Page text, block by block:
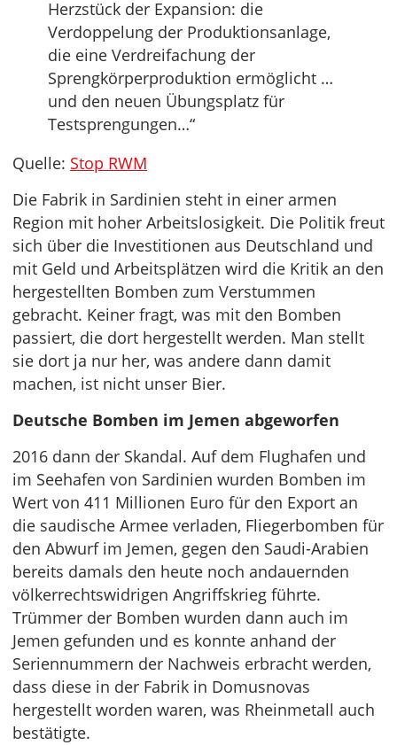
Herzstück der Expansion: die
Verdoppelung der Produktionsanlage,
die eine Verdreifachung der
Sprengkörperproduktion ermöglicht …
und den neuen Übungsplatz für
Testsprengungen…“
Quelle: Stop RWM
Die Fabrik in Sardinien steht in einer armen
Region mit hoher Arbeitslosigkeit. Die Politik freut
sich über die Investitionen aus Deutschland und
mit Geld und Arbeitsplätzen wird die Kritik an den
hergestellten Bomben zum Verstummen
gebracht. Keiner fragt, was mit den Bomben
passiert, die dort hergestellt werden. Man stellt
sie dort ja nur her, was andere dann damit
machen, ist nicht unser Bier.
Deutsche Bomben im Jemen abgeworfen
2016 dann der Skandal. Auf dem Flughafen und
im Seehafen von Sardinien wurden Bomben im
Wert von 411 Millionen Euro für den Export an
die saudische Armee verladen, Fliegerbomben für
den Abwurf im Jemen, gegen den Saudi-Arabien
bereits damals den heute noch andauernden
völkerrechtswidrigen Angriffskrieg führte.
Trümmer der Bomben wurden dann auch im
Jemen gefunden und es konnte anhand der
Seriennummern der Nachweis erbracht werden,
dass diese in der Fabrik in Domusnovas
hergestellt worden waren, was Rheinmetall auch
bestätigte.